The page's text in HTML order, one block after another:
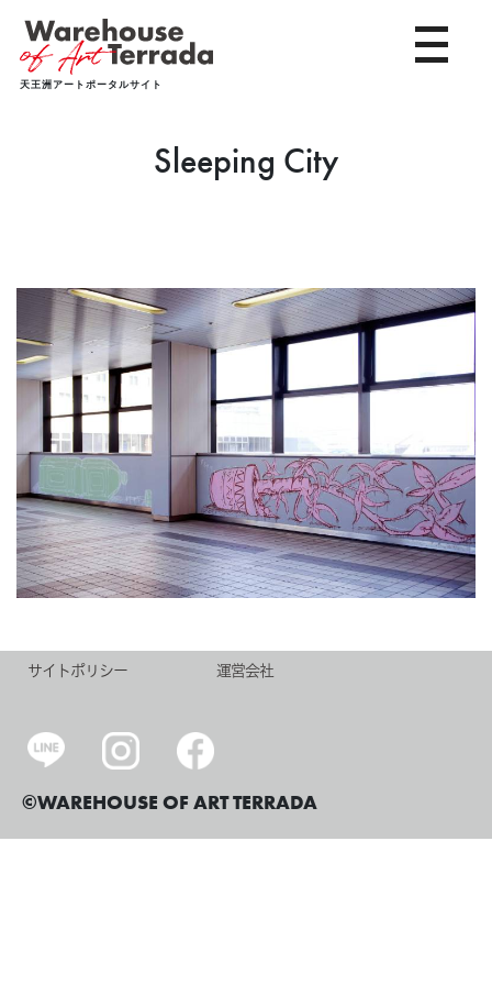
天王洲アートポータルサイト
toggle
Sleeping City
サイトポリシー 運営会社
©WAREHOUSE OF ART TERRADA